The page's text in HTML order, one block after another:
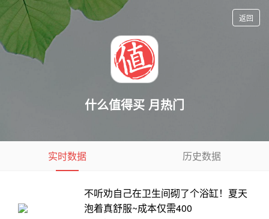
返回
什么值得买 月热门
实时数据 历史数据
不听劝自己在卫生间砌了个浴缸！夏天
泡着真舒服~成本仅需400